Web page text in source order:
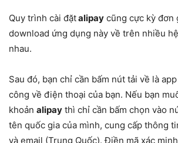
Quy trình cài đặtalipay cũng cực kỳ đơn
download ứng dụng này về trên nhiều
nhau.
Sau đó, bạn chỉ cần bấm nút tải về là
công về điện thoại của bạn. Nếu bạn
khoản alipay thì chỉ cần bấm chọn vào
tên quốc gia của mình, cung cấp thông
và email (Trung Quốc). Điền mã xác